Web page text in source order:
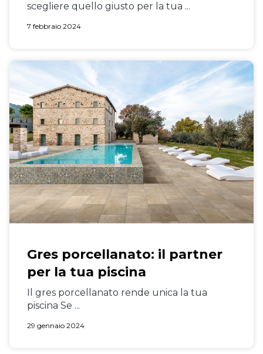
scegliere quello giusto per la tua ...
7 febbraio 2024
Gres porcellanato: il partner
per la tua piscina
Il gres porcellanato rende unica la tua
piscina Se ...
29 gennaio 2024